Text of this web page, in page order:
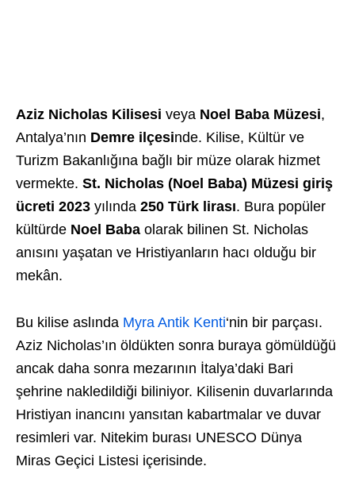
Aziz Nicholas Kilisesi veya Noel Baba Müzesi,
Antalya’nın Demre ilçesinde. Kilise, Kültür ve
Turizm Bakanlığına bağlı bir müze olarak hizmet
vermekte. St. Nicholas (Noel Baba) Müzesi giriş
ücreti 2023 yılında 250 Türk lirası. Bura popüler
kültürde Noel Baba olarak bilinen St. Nicholas
anısını yaşatan ve Hristiyanların hacı olduğu bir
mekân.
Bu kilise aslında Myra Antik Kenti‘nin bir parçası.
Aziz Nicholas’ın öldükten sonra buraya gömüldüğü
ancak daha sonra mezarının İtalya’daki Bari
şehrine nakledildiği biliniyor. Kilisenin duvarlarında
Hristiyan inancını yansıtan kabartmalar ve duvar
resimleri var. Nitekim burası UNESCO Dünya
Miras Geçici Listesi içerisinde.